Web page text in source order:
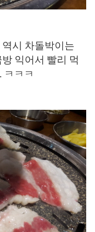
시 차돌박이는
익어서 빨리 먹
ㅋㅋㅋ